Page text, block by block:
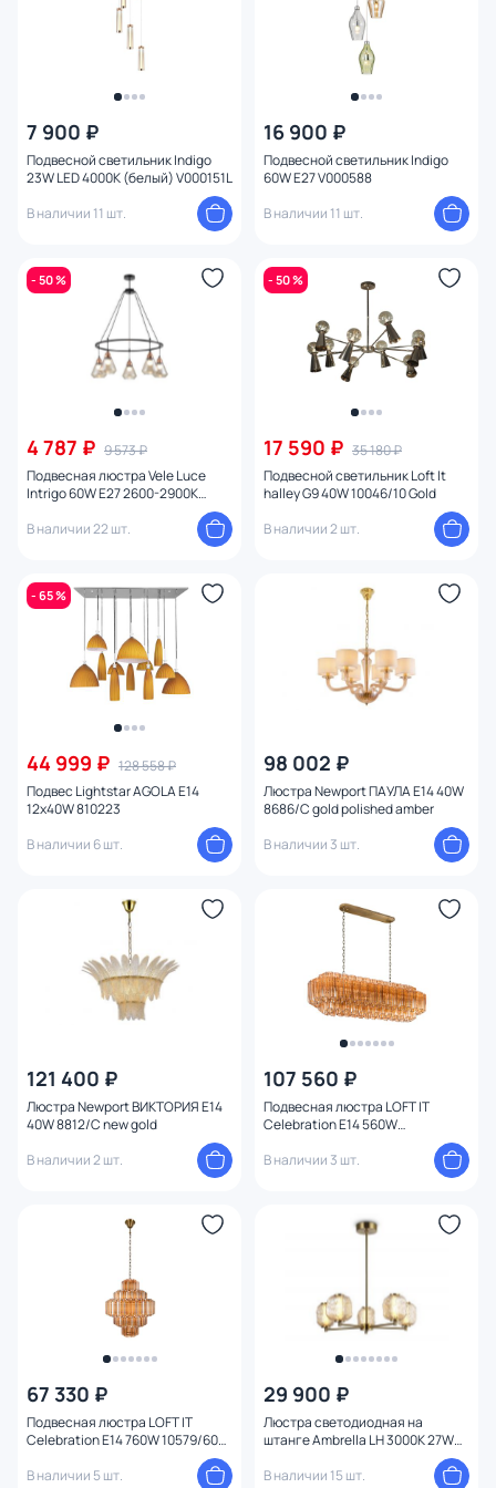
7 900 ₽
Подвесной светильник Indigo
23W LED 4000К (белый) V000151L
В наличии 11 шт.
16 900 ₽
Подвесной светильник Indigo
60W E27 V000588
В наличии 11 шт.
- 50 %
4 787 ₽ 9 573 ₽
Подвесная люстра Vele Luce
Intrigo 60W E27 2600-2900К
В наличии 22 шт.
- 50 %
17 590 ₽ 35 180 ₽
Подвесной светильник Loft It
halley G9 40W 10046/10 Gold
В наличии 2 шт.
- 65 %
44 999 ₽ 128 558 ₽
Подвес Lightstar AGOLA E14
12х40W 810223
В наличии 6 шт.
98 002 ₽
Люстра Newport ПАУЛА E14 40W
8686/C gold polished amber
В наличии 3 шт.
121 400 ₽
Люстра Newport ВИКТОРИЯ E14
40W 8812/C new gold
В наличии 2 шт.
107 560 ₽
Подвесная люстра LOFT IT
Celebration E14 560W
В наличии 3 шт.
67 330 ₽
Подвесная люстра LOFT IT
Celebration E14 760W 10579/600
В наличии 5 шт.
29 900 ₽
Люстра светодиодная на
штанге Ambrella LH 3000K 27W
В наличии 15 шт.
Конструкция
Мощность ламп